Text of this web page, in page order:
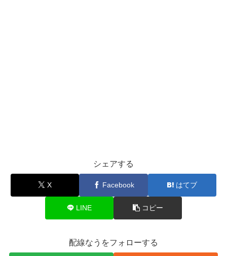
シェアする
X Facebook はてブ
LINE コピー
配線なうをフォローする